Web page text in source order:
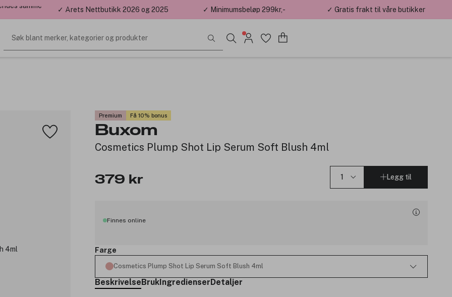
samme ✓ Årets Nettbutikk 2026 og 2025 ✓ Minimumsbeløp 299kr,- ✓ Gratis frakt til våre butikker
Søk blant merker, kategorier og produkter
Premium Få 10% bonus
Buxom
Cosmetics Plump Shot Lip Serum Soft Blush 4ml
379 kr Legg til
Finnes online
Farge
Cosmetics Plump Shot Lip Serum Soft Blush 4ml
BeskrivelseBrukIngredienserDetaljer